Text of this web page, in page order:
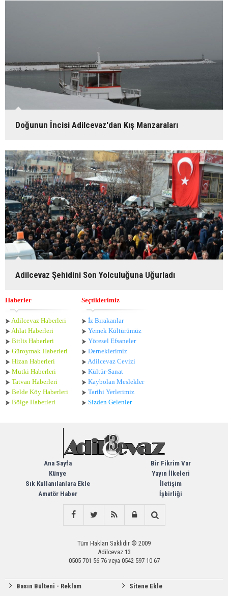
Doğunun İncisi Adilcevaz'dan Kış Manzaraları
Adilcevaz Şehidini Son Yolculuğuna Uğurladı
Haberler
Adilcevaz Haberleri
Ahlat Haberleri
Bitlis Haberleri
Güroymak Haberleri
Hizan Haberleri
Mutki Haberleri
Tatvan Haberleri
Belde Köy Haberleri
Bölge Haberleri
Seçtiklerimiz
İz Bırakanlar
Yemek Kültürümüz
Yöresel Efsaneler
Derneklerimiz
Adilcevaz Cevizi
Kültür-Sanat
Kaybolan Meslekler
Tarihi Yerlerimiz
Sizden Gelenler
Ana Sayfa
Künye
Sık Kullanılanlara Ekle
Amatör Haber
Bir Fikrim Var
Yayın İlkeleri
İletişim
İşbirliği
Tüm Hakları Saklıdır © 2009
Adilcevaz 13
0505 701 56 76 veya 0542 597 10 67
Basın Bülteni - Reklam
Sitene Ekle